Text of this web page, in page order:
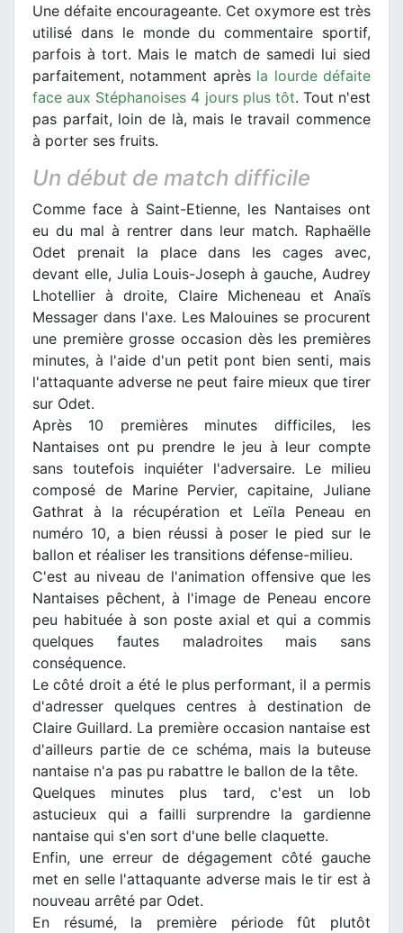
Une défaite encourageante. Cet oxymore est très
utilisé dans le monde du commentaire sportif,
parfois à tort. Mais le match de samedi lui sied
parfaitement, notamment après la lourde défaite
face aux Stéphanoises 4 jours plus tôt. Tout n'est
pas parfait, loin de là, mais le travail commence
à porter ses fruits.
Un début de match difficile
Comme face à Saint-Etienne, les Nantaises ont
eu du mal à rentrer dans leur match. Raphaëlle
Odet prenait la place dans les cages avec,
devant elle, Julia Louis-Joseph à gauche, Audrey
Lhotellier à droite, Claire Micheneau et Anaïs
Messager dans l'axe. Les Malouines se procurent
une première grosse occasion dès les premières
minutes, à l'aide d'un petit pont bien senti, mais
l'attaquante adverse ne peut faire mieux que tirer
sur Odet.
Après 10 premières minutes difficiles, les
Nantaises ont pu prendre le jeu à leur compte
sans toutefois inquiéter l'adversaire. Le milieu
composé de Marine Pervier, capitaine, Juliane
Gathrat à la récupération et Leïla Peneau en
numéro 10, a bien réussi à poser le pied sur le
ballon et réaliser les transitions défense-milieu.
C'est au niveau de l'animation offensive que les
Nantaises pêchent, à l'image de Peneau encore
peu habituée à son poste axial et qui a commis
quelques fautes maladroites mais sans
conséquence.
Le côté droit a été le plus performant, il a permis
d'adresser quelques centres à destination de
Claire Guillard. La première occasion nantaise est
d'ailleurs partie de ce schéma, mais la buteuse
nantaise n'a pas pu rabattre le ballon de la tête.
Quelques minutes plus tard, c'est un lob
astucieux qui a failli surprendre la gardienne
nantaise qui s'en sort d'une belle claquette.
Enfin, une erreur de dégagement côté gauche
met en selle l'attaquante adverse mais le tir est à
nouveau arrêté par Odet.
En résumé, la première période fût plutôt